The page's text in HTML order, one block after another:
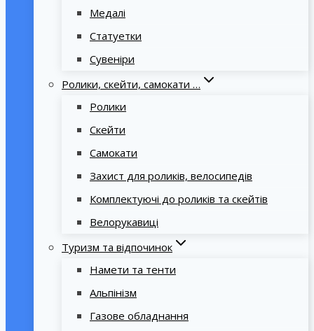
Медалі
Статуетки
Сувеніри
Ролики, скейти, самокати …
Ролики
Скейти
Самокати
Захист для роликів, велосипедів
Комплектуючі до роликів та скейтів
Велорукавиці
Туризм та відпочинок
Намети та тенти
Альпінізм
Газове обладнання